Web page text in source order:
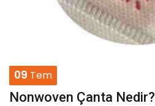
09 Tem
Nonwoven Çanta Nedir?